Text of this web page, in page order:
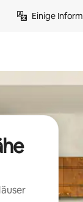
Einige